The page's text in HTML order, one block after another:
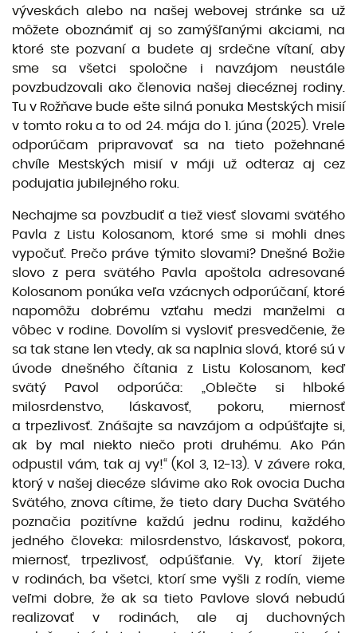
výveskách alebo na našej webovej stránke sa už
môžete oboznámiť aj so zamýšľanými akciami, na
ktoré ste pozvaní a budete aj srdečne vítaní, aby
sme sa všetci spoločne i navzájom neustále
povzbudzovali ako členovia našej diecéznej rodiny.
Tu v Rožňave bude ešte silná ponuka Mestských misií
v tomto roku a to od 24. mája do 1. júna (2025). Vrele
odporúčam pripravovať sa na tieto požehnané
chvíle Mestských misií v máji už odteraz aj cez
podujatia jubilejného roku.
Nechajme sa povzbudiť a tiež viesť slovami svätého
Pavla z Listu Kolosanom, ktoré sme si mohli dnes
vypočuť. Prečo práve týmito slovami? Dnešné Božie
slovo z pera svätého Pavla apoštola adresované
Kolosanom ponúka veľa vzácnych odporúčaní, ktoré
napomôžu dobrému vzťahu medzi manželmi a
vôbec v rodine. Dovolím si vysloviť presvedčenie, že
sa tak stane len vtedy, ak sa naplnia slová, ktoré sú v
úvode dnešného čítania z Listu Kolosanom, keď
svätý Pavol odporúča: „Oblečte si hlboké
milosrdenstvo, láskavosť, pokoru, miernosť
a trpezlivosť. Znášajte sa navzájom a odpúšťajte si,
ak by mal niekto niečo proti druhému. Ako Pán
odpustil vám, tak aj vy!“ (Kol 3, 12-13). V závere roka,
ktorý v našej diecéze slávime ako Rok ovocia Ducha
Svätého, znova cítime, že tieto dary Ducha Svätého
poznačia pozitívne každú jednu rodinu, každého
jedného človeka: milosrdenstvo, láskavosť, pokora,
miernosť, trpezlivosť, odpúšťanie. Vy, ktorí žijete
v rodinách, ba všetci, ktorí sme vyšli z rodín, vieme
veľmi dobre, že ak sa tieto Pavlove slová nebudú
realizovať v rodinách, ale aj duchovných